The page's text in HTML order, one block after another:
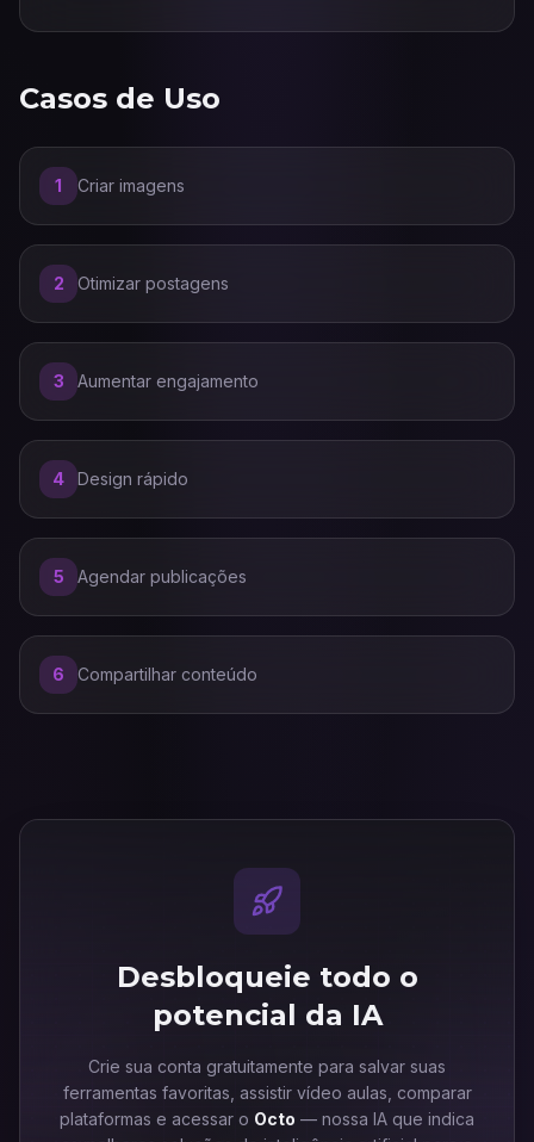
Casos de Uso
1 Criar imagens
2 Otimizar postagens
3 Aumentar engajamento
4 Design rápido
5 Agendar publicações
6 Compartilhar conteúdo
Desbloqueie todo o
potencial da IA
Crie sua conta gratuitamente para salvar suas
ferramentas favoritas, assistir vídeo aulas, comparar
plataformas e acessar o Octo — nossa IA que indica